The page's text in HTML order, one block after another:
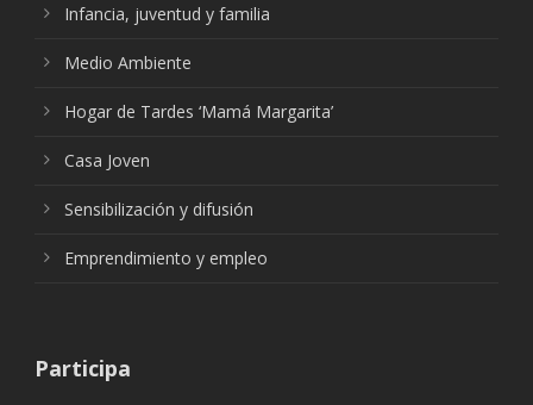
Infancia, juventud y familia
Medio Ambiente
Hogar de Tardes ‘Mamá Margarita’
Casa Joven
Sensibilización y difusión
Emprendimiento y empleo
Participa